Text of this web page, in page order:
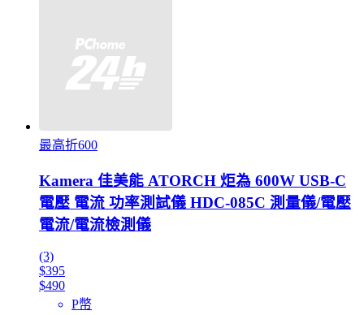
最高折600
Kamera 佳美能 ATORCH 炬為 600W USB-C
電壓 電流 功率測試儀 HDC-085C 測量儀/電壓
電流/電流檢測儀
(3)
$395
$490
P幣